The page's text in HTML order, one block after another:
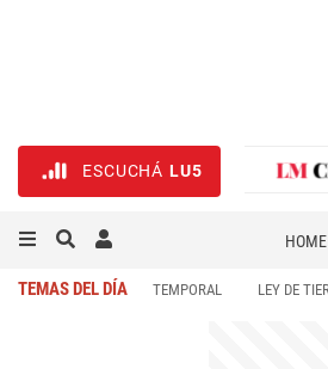
ESCUCHÁ LU5
HOME
TEMAS DEL DÍA TEMPORAL LEY DE